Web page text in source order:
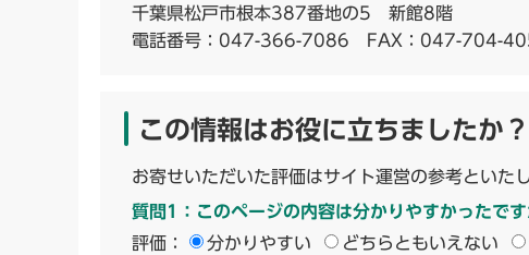
千葉県松戸市根本387番地の5 新館8階
電話番号： 047-366-7086 FAX：047-704-
この情報はお役に立ちましたか？
お寄せいただいた評価はサイト運営の参考といたし
質問1：このページの内容は分かりやすかったです
評価：
分かりやすい どちらともいえない